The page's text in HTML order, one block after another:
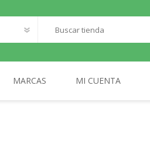
MARCAS MI CUENTA